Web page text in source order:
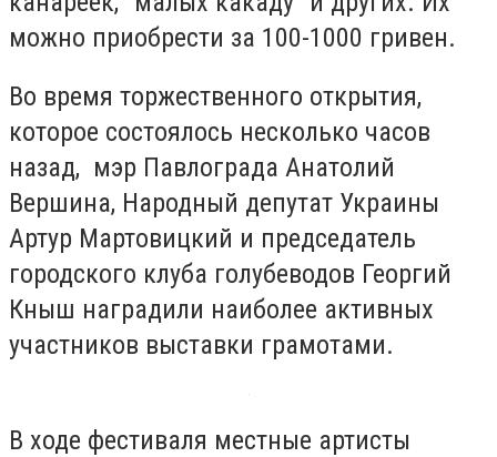
можно приобрести за 100-1000 гривен.
Во время торжественного открытия,
которое состоялось несколько часов
назад, мэр Павлограда Анатолий
Вершина, Народный депутат Украины
Артур Мартовицкий и председатель
городского клуба голубеводов Георгий
Кныш наградили наиболее активных
участников выставки грамотами.
В ходе фестиваля местные артисты